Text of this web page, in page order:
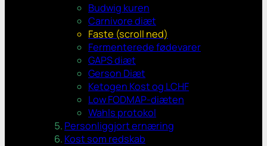
Budwig kuren
Carnivore diæt
Faste (scroll ned)
Fermenterede fødevarer
GAPS diæt
Gerson Diæt
Ketogen Kost og LCHF
Low FODMAP-diæten
Wahls protokol
Personliggjort ernæring
Kost som redskab